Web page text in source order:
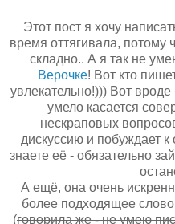
Этот пост я хочу
время оттягивала, потому
складно.. А я так не
Верочке! Вот кто
увлекательно!))) Вот
умело касается
нескраповых
дискуссию и побуждает
знаете её - обязательно
А ещё, она очень
более подходящее
(говорила же - не умею